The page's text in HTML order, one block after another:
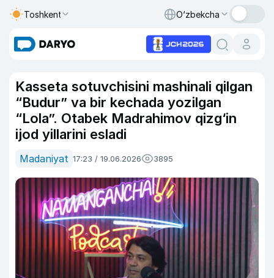
Toshkent O‘zbekcha
Kasseta sotuvchisini mashinali qilgan
“Budur” va bir kechada yozilgan
“Lola”. Otabek Madrahimov qizg‘in
ijod yillarini esladi
Madaniyat 17:23 / 19.06.2026 3895